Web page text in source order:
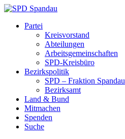
Skip
content
SpandauPartei
Kreisvorstand
Abteilungen
Arbeitsgemeinschaften
SPD-Kreisbüro
Bezirkspolitik
SPD – Fraktion Spandau
Bezirksamt
Land & Bund
Mitmachen
Spenden
Suche